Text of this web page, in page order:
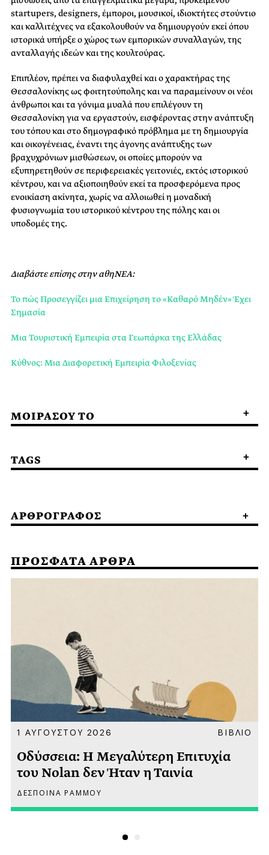
startupers, designers, έμποροι, μουσικοί, ιδιοκτήτες στούντιο
και καλλιτέχνες να εξακολουθούν να δημιουργούν εκεί όπου
ιστορικά υπήρξε ο χώρος των εμπορικών συναλλαγών, της
ανταλλαγής ιδεών και της κουλτούρας.
Επιπλέον, πρέπει να διαφυλαχθεί και ο χαρακτήρας της
Θεσσαλονίκης ως φοιτητούπολης και να παραμείνουν οι νέοι
άνθρωποι και τα γόνιμα μυαλά που επιλέγουν τη
Θεσσαλονίκη για να εργαστούν, εισφέροντας στην ανάπτυξη
του τόπου και στο δημογραφικό πρόβλημα με τη δημιουργία
και οικογένειας, έναντι της άγονης ανάπτυξης των
βραχυχρόνιων μισθώσεων, οι οποίες μπορούν να
εξυπηρετηθούν σε περιφερειακές γειτονιές, εκτός ιστορικού
κέντρου, και να αξιοποιηθούν εκεί τα προσφερόμενα προς
ενοικίαση ακίνητα, χωρίς να αλλοιωθεί η μοναδική
φυσιογνωμία του ιστορικού κέντρου της πόλης και οι
υποδομές της.
Διαβάστε επίσης στην αθηΝΕΑ:
Το πώς Προσεγγίζει μια Επιχείρηση το «Καθαρό Μηδέν» Έχει
Σημασία
Μια Τουριστική Εμπειρία στα Γεωπάρκα της Ελλάδας
Κύθνος: Μια Διαφορετική Εμπειρία Φιλοξενίας
ΜΟΙΡΑΣΟΥ ΤΟ
TAGS
ΑΡΘΡΟΓΡΑΦΟΣ
ΠΡΟΣΦΑΤΑ ΑΡΘΡΑ
1 ΑΥΓΟΥΣΤΟΥ 2026 ΒΙΒΛΙΟ
Οδύσσεια: Η Μεγαλύτερη Επιτυχία
του Nolan δεν Ήταν η Ταινία
ΔΕΣΠΟΙΝΑ ΡΑΜΜΟΥ